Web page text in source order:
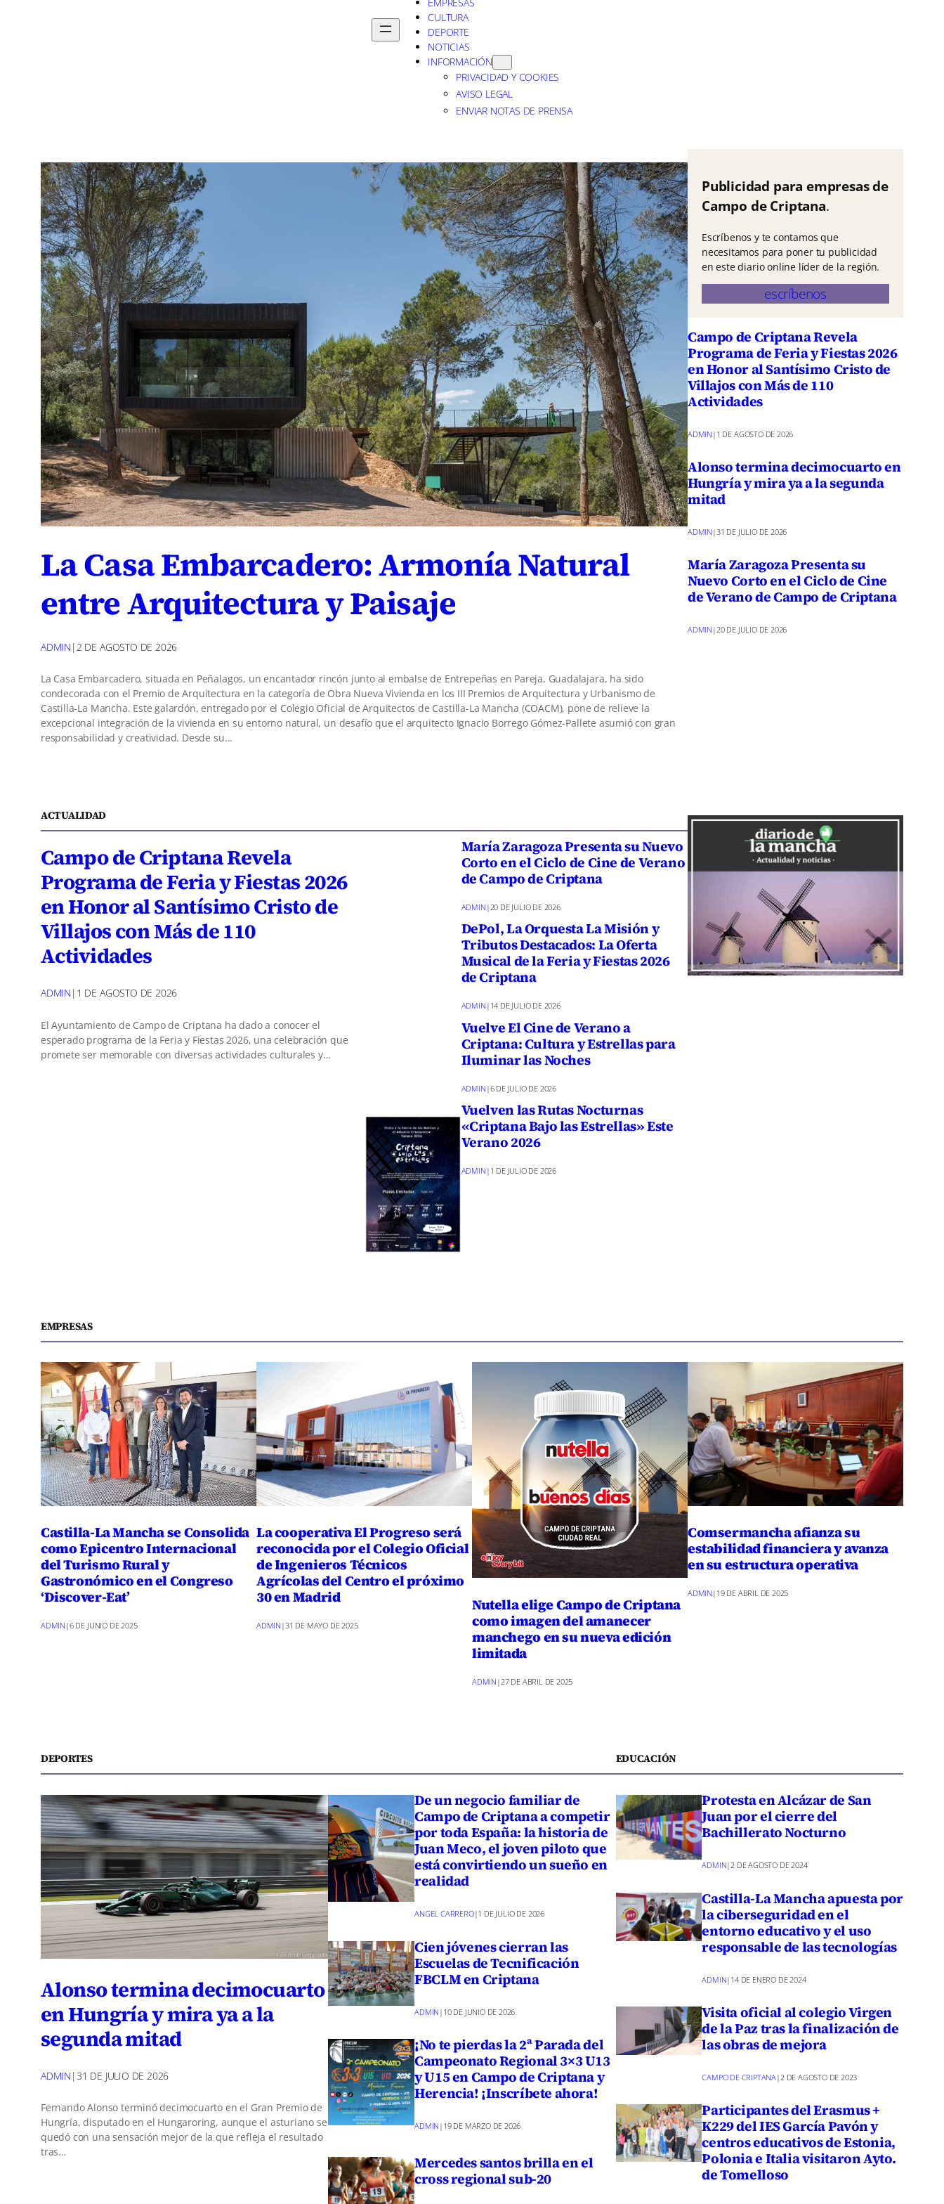
CULTURA
DEPORTE
NOTICIAS
INFORMACIÓN
PRIVACIDAD Y COOKIES
AVISO LEGAL
ENVIAR NOTAS DE PRENSA
La Casa Embarcadero: Armonía Natural
entre Arquitectura y Paisaje
ADMIN | 2 DE AGOSTO DE 2026
La Casa Embarcadero, situada en Peñalagos, un encantador rincón junto al embalse de Entrepeñas en Pareja, Guadalajara, ha sido
condecorada con el Premio de Arquitectura en la categoría de Obra Nueva Vivienda en los III Premios de Arquitectura y Urbanismo de
Castilla-La Mancha. Este galardón, entregado por el Colegio Oficial de Arquitectos de Castilla-La Mancha (COACM), pone de relieve la
excepcional integración de la vivienda en su entorno natural, un desafío que el arquitecto Ignacio Borrego Gómez-Pallete asumió con gran
responsabilidad y creatividad. Desde su…
Publicidad para empresas de
Campo de Criptana.
Escríbenos y te contamos que
necesitamos para poner tu publicidad
en este diario online líder de la región.
escríbenos
Campo de Criptana Revela
Programa de Feria y Fiestas 2026
en Honor al Santísimo Cristo de
Villajos con Más de 110
Actividades
ADMIN | 1 DE AGOSTO DE 2026
Alonso termina decimocuarto en
Hungría y mira ya a la segunda
mitad
ADMIN |31 DE JULIO DE 2026
María Zaragoza Presenta su
Nuevo Corto en el Ciclo de Cine
de Verano de Campo de Criptana
ADMIN |20 DE JULIO DE 2026
ACTUALIDAD
Campo de Criptana Revela
Programa de Feria y Fiestas 2026
en Honor al Santísimo Cristo de
Villajos con Más de 110
Actividades
ADMIN | 1 DE AGOSTO DE 2026
El Ayuntamiento de Campo de Criptana ha dado a conocer el
esperado programa de la Feria y Fiestas 2026, una celebración que
promete ser memorable con diversas actividades culturales y…
María Zaragoza Presenta su Nuevo
Corto en el Ciclo de Cine de Verano
de Campo de Criptana
ADMIN |20 DE JULIO DE 2026
DePol, La Orquesta La Misión y
Tributos Destacados: La Oferta
Musical de la Feria y Fiestas 2026
de Criptana
ADMIN | 14 DE JULIO DE 2026
Vuelve El Cine de Verano a
Criptana: Cultura y Estrellas para
Iluminar las Noches
ADMIN |6 DE JULIO DE 2026
Vuelven las Rutas Nocturnas
«Criptana Bajo las Estrellas» Este
Verano 2026
ADMIN | 1 DE JULIO DE 2026
EMPRESAS
Castilla-La Mancha se Consolida
como Epicentro Internacional
del Turismo Rural y
Gastronómico en el Congreso
‘Discover-Eat’
ADMIN |6 DE JUNIO DE 2025
La cooperativa El Progreso será
reconocida por el Colegio Oficial
de Ingenieros Técnicos
Agrícolas del Centro el próximo
30 en Madrid
ADMIN |31 DE MAYO DE 2025
Nutella elige Campo de Criptana
como imagen del amanecer
manchego en su nueva edición
limitada
ADMIN | 27 DE ABRIL DE 2025
Comsermancha afianza su
estabilidad financiera y avanza
en su estructura operativa
ADMIN | 19 DE ABRIL DE 2025
DEPORTES
Alonso termina decimocuarto
en Hungría y mira ya a la
segunda mitad
ADMIN | 31 DE JULIO DE 2026
Fernando Alonso terminó decimocuarto en el Gran Premio de
Hungría, disputado en el Hungaroring, aunque el asturiano se
quedó con una sensación mejor de la que refleja el resultado
tras…
De un negocio familiar de
Campo de Criptana a competir
por toda España: la historia de
Juan Meco, el joven piloto que
está convirtiendo un sueño en
realidad
ANGEL CARRERO|1 DE JULIO DE 2026
Cien jóvenes cierran las
Escuelas de Tecnificación
FBCLM en Criptana
ADMIN | 10 DE JUNIO DE 2026
¡No te pierdas la 2ª Parada del
Campeonato Regional 3×3 U13
y U15 en Campo de Criptana y
Herencia! ¡Inscríbete ahora!
ADMIN | 19 DE MARZO DE 2026
Mercedes santos brilla en el
cross regional sub-20
EDUCACIÓN
Protesta en Alcázar de San
Juan por el cierre del
Bachillerato Nocturno
ADMIN|2 DE AGOSTO DE 2024
Castilla-La Mancha apuesta por
la ciberseguridad en el
entorno educativo y el uso
responsable de las tecnologías
ADMIN| 14 DE ENERO DE 2024
Visita oficial al colegio Virgen
de la Paz tras la finalización de
las obras de mejora
CAMPO DE CRIPTANA | 2 DE AGOSTO DE 2023
Participantes del Erasmus +
K229 del IES García Pavón y
centros educativos de Estonia,
Polonia e Italia visitaron Ayto.
de Tomelloso